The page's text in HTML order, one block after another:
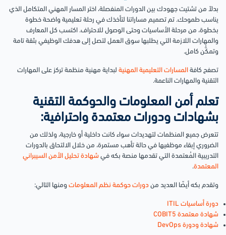
بدلاً من تشتيت جهودك بين الدورات المنفصلة، اختر المسار المهني المتكامل الذي
يناسب طموحك. تم تصميم مساراتنا لتأخذك في رحلة تعليمية واضحة خطوة
بخطوة، من مرحلة الأساسيات وحتى الوصول للاحتراف. اكتسب كل المعارف
والمهارات اللازمة التي يطلبها سوق العمل لتصل إلى هدفك الوظيفي بثقة تامة
وتمكُّن كامل.
تصفح كافة المسارات التعليمية المهنية لبداية مهنية منظمة تركز على المهارات
التقنية والمهارات الناعمة.
تعلم أمن المعلومات والحوكمة التقنية
بشهادات ودورات معتمدة واحترافية:
تتعرض جميع المنظمات لتهديدات سواء كانت داخلية أو خارجية، ولذلك من
الضروري إبقاء موظفيها في حالة تأهب مستمرة، من خلال الالتحاق بالدورات
التدريبية المُعتمدة التي تقدمها منصة بكه في شهادة تحليل الأمن السيبراني
المعتمدة.
وتقدم بكه أيضًا العديد من دورات حوكمة نظم المعلومات ومنها التالي:
دورة أساسيات ITIL
شهادة معتمدة COBIT5
شهادة ودورة DevOps